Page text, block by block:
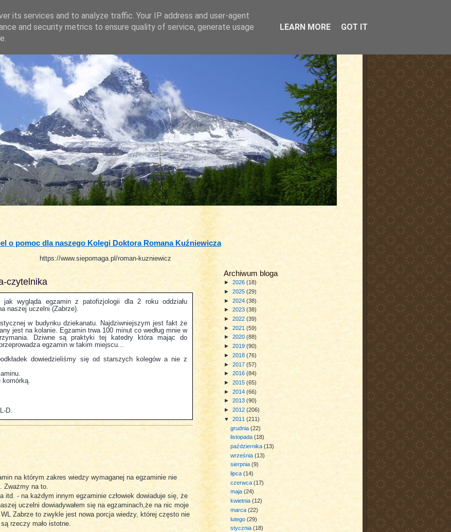
o pomoc dla naszego Kolegi Doktora Romana Kuźniewicza
https://www.siepomaga.pl/roman-kuzniewicz
Archiwum bloga
► 2026 (18)
► 2025 (29)
► 2024 (38)
► 2023 (38)
► 2022 (39)
► 2021 (59)
► 2020 (88)
► 2019 (90)
► 2018 (76)
► 2017 (57)
► 2016 (84)
► 2015 (65)
► 2014 (66)
► 2013 (90)
► 2012 (206)
▼ 2011 (211)
grudnia(22)
listopada(18)
października(13)
września(13)
sierpnia(9)
lipca(14)
czerwca(17)
maja(24)
kwietnia(12)
marca(22)
lutego(29)
stycznia(18)
czytelnika
jak wygląda egzamin z patofizjologii dla 2 roku oddziału
naszej uczelni (Zabrze).
w budynku dziekanatu. Najdziwniejszym jest fakt że
jest na kolanie. Egzamin trwa 100 minut co według mnie w
Dziwne są praktyki tej katedry która mając do
egzamin w takim miejscu...
dowiedzieliśmy się od starszych kolegów a nie z
D.
na którym zakres wiedzy wymaganej na egzaminie nie
Zważmy na to.
itd. - na każdym innym egzaminie człowiek dowiaduje się, że
uczelni dowiadywałem się na egzaminach,że na nic moje
Zabrze to zwykle jest nowa porcja wiedzy, której często nie
rzeczy mało istotne.
its services and to analyze traffic. Your IP address and user-agent
and security metrics to ensure quality of service, generate usage
LEARN MORE GOT IT